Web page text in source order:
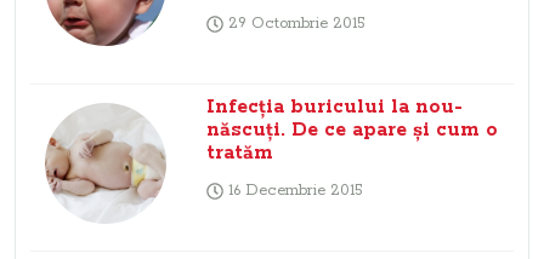
29 Octombrie 2015
Infecţia buricului la nou-
născuţi. De ce apare şi cum o
tratăm
16 Decembrie 2015